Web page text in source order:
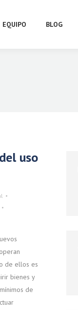
EQUIPO BLOG
uso
de ellos es
bienes y
de